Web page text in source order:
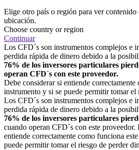
Elige otro país o región para ver contenido
ubicación.
Choose country or region
Continuar
Los CFD´s son instrumentos complejos e
perdida rápida de dinero debido a la
76% de los inversores particulares
operan CFD´s con este proveedor.
Debe considerar si entiende correctamente
instrumento y si se puede permitir tomar el
Los CFD´s son instrumentos complejos e
perdida rápida de dinero debido a la
76% de los inversores particulares
cuando operan CFD´s con este proveedor.
entiende correctamente como funciona
puede permitir tomar el riesgo de perder